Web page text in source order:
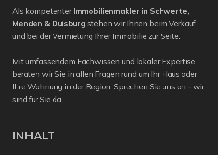
Als kompetenter Immobilienmakler in Schwerte,
Menden & Duisburg stehen wir Ihnen beim Verkauf
und bei der Vermietung Ihrer Immobilie zur Seite.
Mit umfassendem Fachwissen und lokaler Expertise
beraten wir Sie in allen Fragen rund um Ihr Haus oder
Ihre Wohnung in der Region. Sprechen Sie uns an - wir
sind für Sie da.
INHALT